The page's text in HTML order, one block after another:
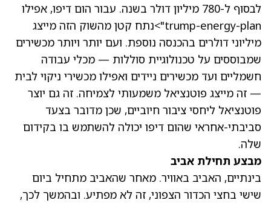
לבסוף ל-780 מיליון דולר בשנה. עבור הום דיפו, אפילו
trump-energy-plan">נתח קטן מהשוק הזה מייצג
מיליוני דולרים בהכנסה נוספת. ועם יותר ויותר מכשירים
שמבוססים על טכנולוגיית סוללות — מכלי עבודה
חשמליים ועד מכשירים ניידים ואפילו מכשירי ניקוי לבית
— זה מייצג פוטנציאל משמעותי לצמיחה. זה גם יוצר
פוטנציאל ליחסי ציבור חיוביים, שכן מדובר בצעד
סביבתי-אחראי שהום דיפו יכולה להשתמש בו בקידום
שלה.
מבצע תחילת אביב
בינתיים, האביב באוויר. מאחר שהאביב מתחיל ביום
שישי בחצי הכדור הצפוני, זה לא מפתיע. ובהמשך לכך,